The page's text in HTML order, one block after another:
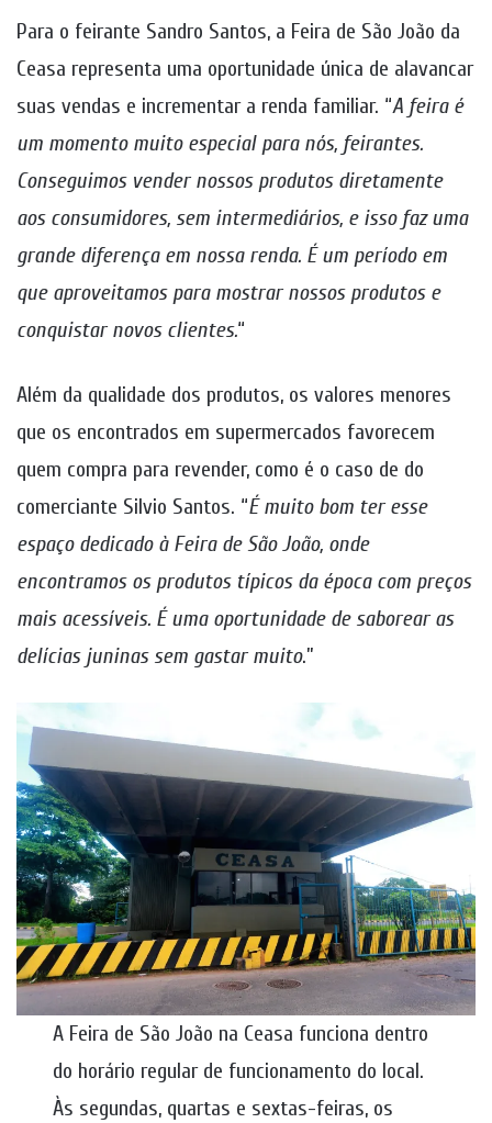
Para o feirante Sandro Santos, a Feira de São João da
Ceasa representa uma oportunidade única de alavancar
suas vendas e incrementar a renda familiar. “A feira é
um momento muito especial para nós, feirantes.
Conseguimos vender nossos produtos diretamente
aos consumidores, sem intermediários, e isso faz uma
grande diferença em nossa renda. É um período em
que aproveitamos para mostrar nossos produtos e
conquistar novos clientes.“
Além da qualidade dos produtos, os valores menores
que os encontrados em supermercados favorecem
quem compra para revender, como é o caso de do
comerciante Silvio Santos. “É muito bom ter esse
espaço dedicado à Feira de São João, onde
encontramos os produtos típicos da época com preços
mais acessíveis. É uma oportunidade de saborear as
delícias juninas sem gastar muito.”
A Feira de São João na Ceasa funciona dentro
do horário regular de funcionamento do local.
Às segundas, quartas e sextas-feiras, os